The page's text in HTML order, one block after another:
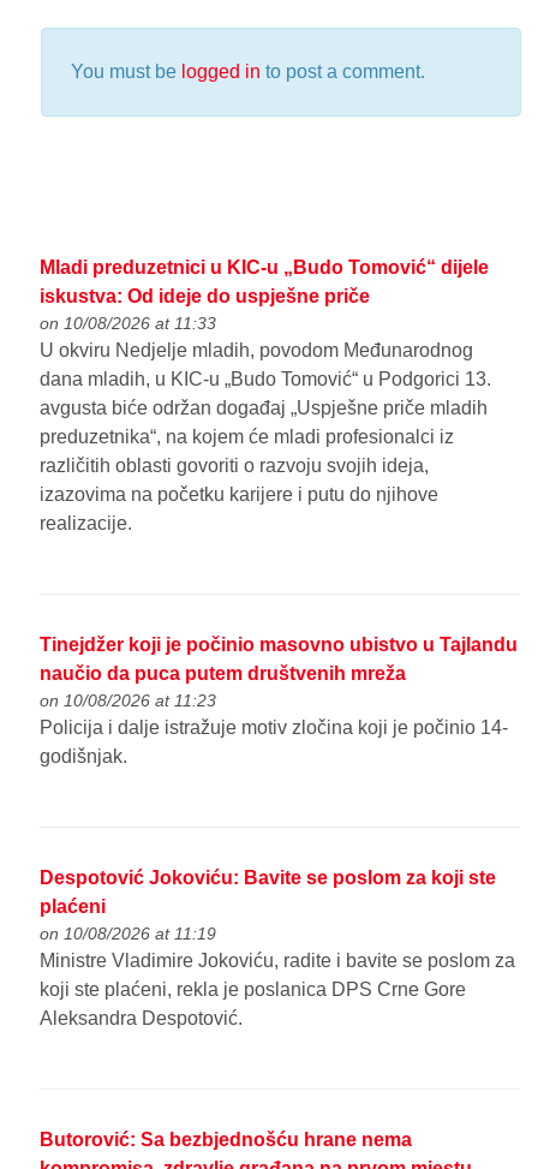
You must be logged in to post a comment.
Mladi preduzetnici u KIC-u „Budo Tomović“ dijele
iskustva: Od ideje do uspješne priče
on 10/08/2026 at 11:33
U okviru Nedjelje mladih, povodom Međunarodnog
dana mladih, u KIC-u „Budo Tomović“ u Podgorici 13.
avgusta biće održan događaj „Uspješne priče mladih
preduzetnika“, na kojem će mladi profesionalci iz
različitih oblasti govoriti o razvoju svojih ideja,
izazovima na početku karijere i putu do njihove
realizacije.
Tinejdžer koji je počinio masovno ubistvo u Tajlandu
naučio da puca putem društvenih mreža
on 10/08/2026 at 11:23
Policija i dalje istražuje motiv zločina koji je počinio 14-
godišnjak.
Despotović Jokoviću: Bavite se poslom za koji ste
plaćeni
on 10/08/2026 at 11:19
Ministre Vladimire Jokoviću, radite i bavite se poslom za
koji ste plaćeni, rekla je poslanica DPS Crne Gore
Aleksandra Despotović.
Butorović: Sa bezbjednošću hrane nema